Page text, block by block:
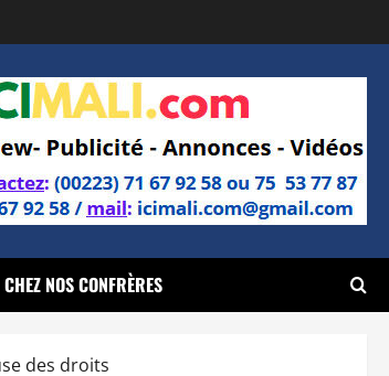
CHEZ NOS CONFRÈRES
des droits